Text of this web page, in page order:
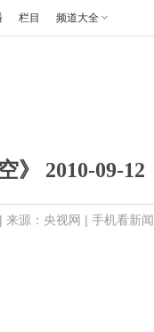
栏目 频道大全
》 2010-09-12
来源：央视网 | 手机看新闻